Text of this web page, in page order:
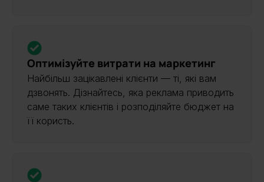
Оптимізуйте витрати на маркетинг
Найбільш зацікавлені клієнти — ті, які вам
дзвонять. Дізнайтесь, яка реклама приводить
саме таких клієнтів і розподіляйте бюджет на
її користь.